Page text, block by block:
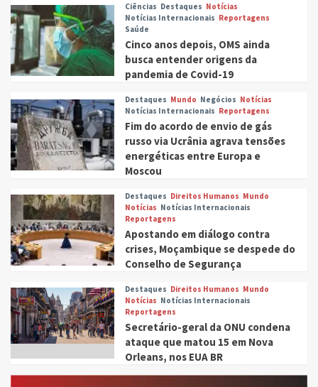
Ciências Destaques Notícias
Notícias Internacionais Reportagens
Saúde
Cinco anos depois, OMS ainda
busca entender origens da
pandemia de Covid-19
Destaques Mundo Negócios Notícias
Notícias Internacionais Reportagens
Fim do acordo de envio de gás
russo via Ucrânia agrava tensões
energéticas entre Europa e
Moscou
Destaques Direitos Humanos Mundo
Notícias Notícias Internacionais
Reportagens
Apostando em diálogo contra
crises, Moçambique se despede do
Conselho de Segurança
Destaques Direitos Humanos Mundo
Notícias Notícias Internacionais
Reportagens
Secretário-geral da ONU condena
ataque que matou 15 em Nova
Orleans, nos EUA BR